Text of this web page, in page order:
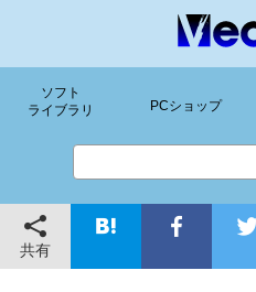
ソフト
ライブラリ
PCショップ
共有